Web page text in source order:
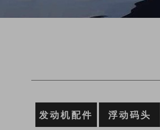
发动机配件 浮动码头